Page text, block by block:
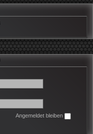
Angemeldet bleiben